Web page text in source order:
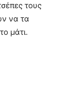
τους
να τα
μάτι.